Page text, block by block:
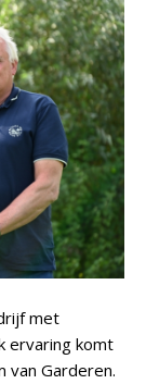
met
ervaring komt
van Garderen.